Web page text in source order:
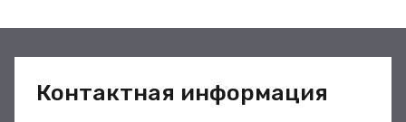
Контактная информация